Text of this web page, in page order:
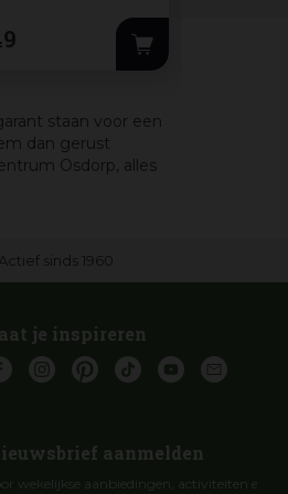
staan voor een
dan gerust
Osdorp, alles
Actief sinds 1960
je inspireren
aanmelden
wekelijkse aanbiedingen, activiteiten en